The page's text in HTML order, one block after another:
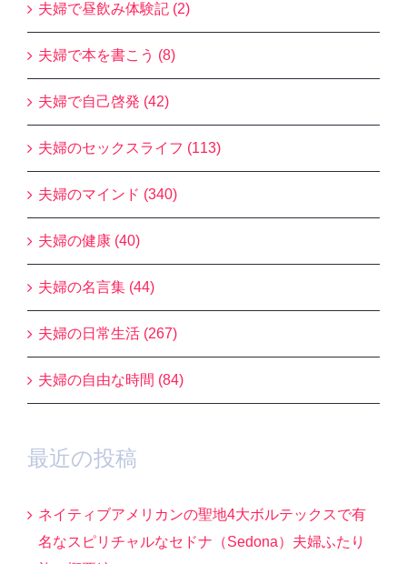
夫婦で昼飲み体験記 (2)
夫婦で本を書こう (8)
夫婦で自己啓発 (42)
夫婦のセックスライフ (113)
夫婦のマインド (340)
夫婦の健康 (40)
夫婦の名言集 (44)
夫婦の日常生活 (267)
夫婦の自由な時間 (84)
最近の投稿
ネイティブアメリカンの聖地4大ボルテックスで有
名なスピリチャルなセドナ（Sedona）夫婦ふたり